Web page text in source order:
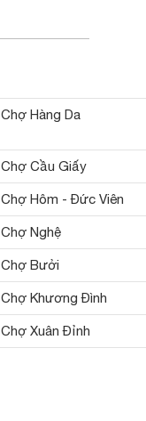
Chợ Hàng Da
Chợ Cầu Giấy
Chợ Hôm - Đức Viên
Chợ Nghệ
Chợ Bưởi
Chợ Khương Đình
Chợ Xuân Đỉnh